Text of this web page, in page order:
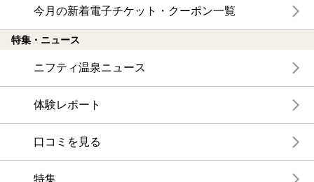
今月の新着電子チケット・クーポン一覧
特集・ニュース
ニフティ温泉ニュース
体験レポート
口コミを見る
特集